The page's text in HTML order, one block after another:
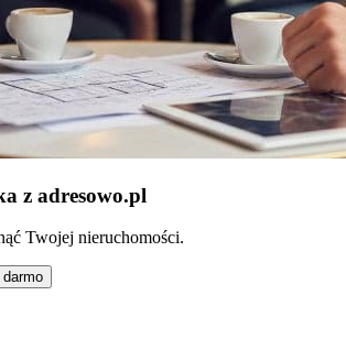
z adresowo.pl
Twojej nieruchomości.
darmo